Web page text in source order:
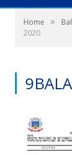
Home »
2020